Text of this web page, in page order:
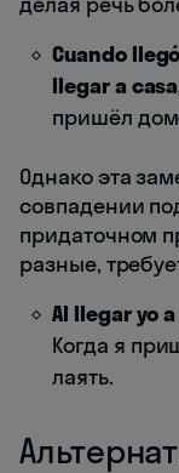
Cuando
llegar a
пришёл
Однако эта
совпадении
придаточном
разные,
Al llegar yo
Когда я
лаять.